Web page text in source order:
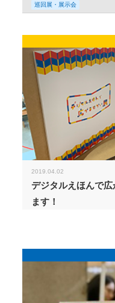
巡回展・展示会
2019.04.02
デジタルえほんで
ます！